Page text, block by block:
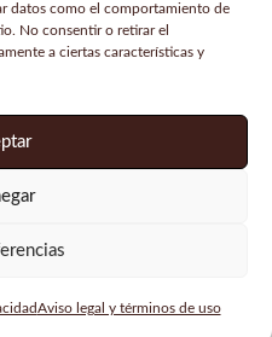
datos como el comportamiento de
No consentir o retirar el
a ciertas características y
Aviso legal y términos de uso
cookies
de historias curiosas |